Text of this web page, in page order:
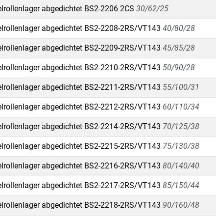
abgedichtet BS2-2206 2CS 30/62/25
abgedichtet BS2-2208-2RS/VT143 40/80/28
abgedichtet BS2-2209-2RS/VT143 45/85/28
abgedichtet BS2-2210-2RS/VT143 50/90/28
abgedichtet BS2-2211-2RS/VT143 55/100/31
abgedichtet BS2-2212-2RS/VT143 60/110/34
abgedichtet BS2-2214-2RS/VT143 70/125/38
abgedichtet BS2-2215-2RS/VT143 75/130/38
abgedichtet BS2-2216-2RS/VT143 80/140/40
abgedichtet BS2-2217-2RS/VT143 85/150/44
abgedichtet BS2-2218-2RS/VT143 90/160/48